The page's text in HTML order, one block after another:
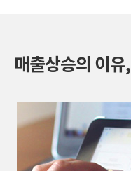
매출상승의 이유,